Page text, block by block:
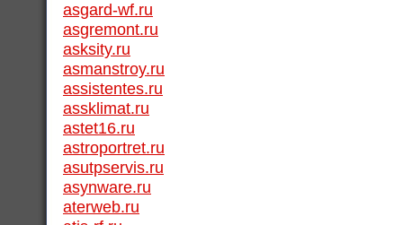
asgard-wf.ru
asgremont.ru
asksity.ru
asmanstroy.ru
assistentes.ru
assklimat.ru
astet16.ru
astroportret.ru
asutpservis.ru
asynware.ru
aterweb.ru